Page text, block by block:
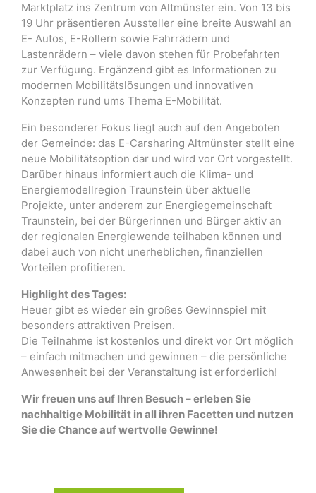
Marktplatz ins Zentrum von Altmünster ein. Von 13 bis
19 Uhr präsentieren Aussteller eine breite Auswahl an
E- Autos, E-Rollern sowie Fahrrädern und
Lastenrädern – viele davon stehen für Probefahrten
zur Verfügung. Ergänzend gibt es Informationen zu
modernen Mobilitätslösungen und innovativen
Konzepten rund ums Thema E-Mobilität.
Ein besonderer Fokus liegt auch auf den Angeboten
der Gemeinde: das E-Carsharing Altmünster stellt eine
neue Mobilitätsoption dar und wird vor Ort vorgestellt.
Darüber hinaus informiert auch die Klima- und
Energiemodellregion Traunstein über aktuelle
Projekte, unter anderem zur Energiegemeinschaft
Traunstein, bei der Bürgerinnen und Bürger aktiv an
der regionalen Energiewende teilhaben können und
dabei auch von nicht unerheblichen, finanziellen
Vorteilen profitieren.
Highlight des Tages:
Heuer gibt es wieder ein großes Gewinnspiel mit
besonders attraktiven Preisen.
Die Teilnahme ist kostenlos und direkt vor Ort möglich
– einfach mitmachen und gewinnen – die persönliche
Anwesenheit bei der Veranstaltung ist erforderlich!
Wir freuen uns auf Ihren Besuch – erleben Sie
nachhaltige Mobilität in all ihren Facetten und nutzen
Sie die Chance auf wertvolle Gewinne!